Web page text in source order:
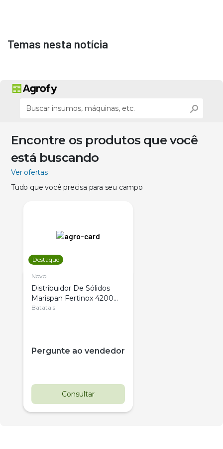
Temas nesta notícia
Encontre os produtos que você
está buscando
Ver ofertas
Tudo que você precisa para seu campo
Destaque
Novo
Distribuidor De Sólidos
Marispan Fertinox 4200
Citrus
Batatais
Pergunte ao vendedor
Consultar